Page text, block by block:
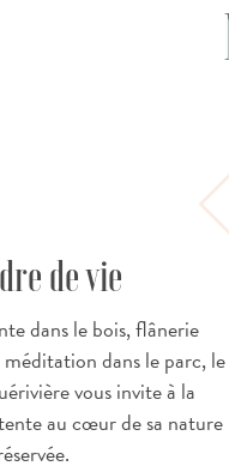
de vie
dans le bois, flânerie
dans le parc, le
vous invite à la
au cœur de sa nature